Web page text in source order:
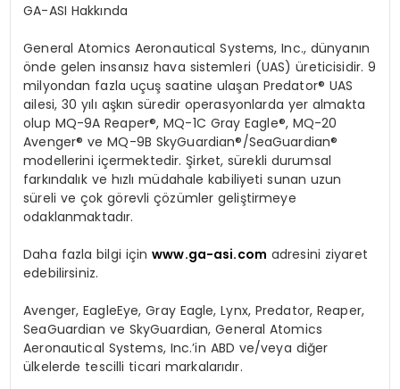
GA-ASI Hakkında
General Atomics Aeronautical Systems, Inc., dünyanın
önde gelen insansız hava sistemleri (UAS) üreticisidir. 9
milyondan fazla uçuş saatine ulaşan Predator® UAS
ailesi, 30 yılı aşkın süredir operasyonlarda yer almakta
olup MQ-9A Reaper®, MQ-1C Gray Eagle®, MQ-20
Avenger® ve MQ-9B SkyGuardian®/SeaGuardian®
modellerini içermektedir. Şirket, sürekli durumsal
farkındalık ve hızlı müdahale kabiliyeti sunan uzun
süreli ve çok görevli çözümler geliştirmeye
odaklanmaktadır.
Daha fazla bilgi içinwww.ga-asi.com adresini ziyaret
edebilirsiniz.
Avenger, EagleEye, Gray Eagle, Lynx, Predator, Reaper,
SeaGuardian ve SkyGuardian, General Atomics
Aeronautical Systems, Inc.’in ABD ve/veya diğer
ülkelerde tescilli ticari markalarıdır.